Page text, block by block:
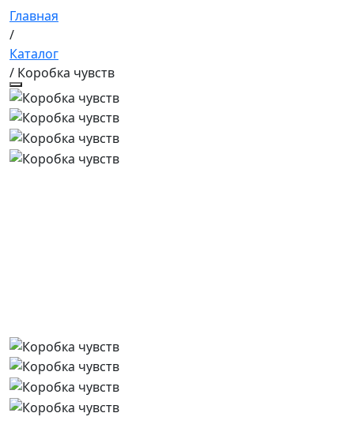
Главная
/
Каталог
/ Коробка чувств